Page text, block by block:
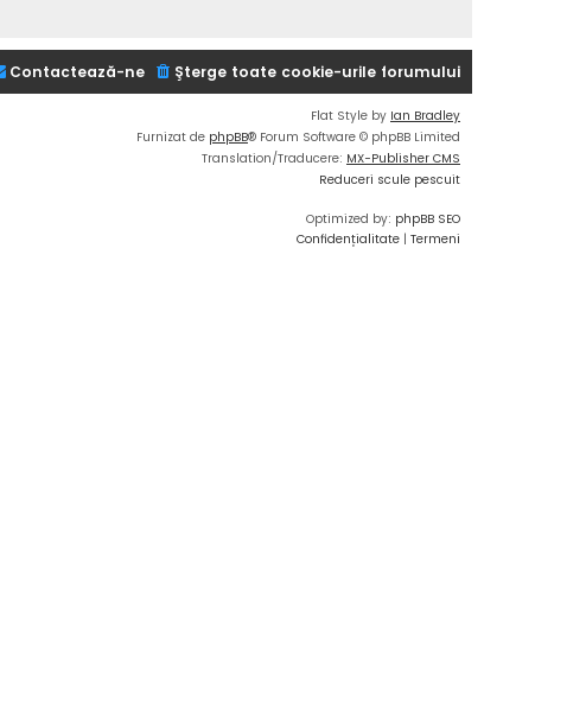
Şterge toate cookie-urile forumului
Contactează-ne
Flat Style by Ian Bradley
Furnizat de phpBB® Forum Software © phpBB Limited
Translation/Traducere: MX-Publisher CMS
Reduceri scule pescuit
Optimized by: phpBB SEO
Confidențialitate | Termeni